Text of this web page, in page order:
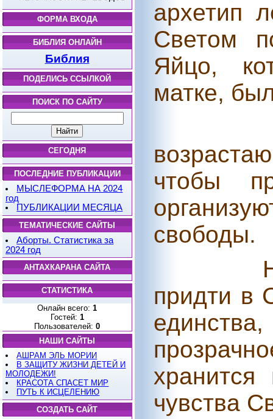
ФОРМА ВХОДА
БИБЛИЯ ОНЛАЙН
Библия
ПОДЕЛИСЬ ССЫЛКОЙ
ПОИСК ПО САЙТУ
СЕГОДНЯ
ПОСЛЕДНИЕ ПУБЛИКАЦИИ
МЫСЛЕФОРМА НА 2024
год
ПУБЛИКАЦИИ МЕСЯЦА
ТЕМАТИЧЕСКИЕ САЙТЫ
Аборты. Статистика за
2024 год
АНТАХКАРАНА САЙТА
СТАТИСТИКА
Онлайн всего: 1
Гостей: 1
Пользователей: 0
НАШИ САЙТЫ
АШРАМ ЭЛЬ МОРИИ
В ЗАЩИТУ ЖИЗНИ ДЕТЕЙ И
МОЛОДЕЖИ!
КРАСОТА СПАСЕТ МИР
ПУТЬ К ИСЦЕЛЕНИЮ
СОЗДАТЬ САЙТ
архетип
Светом
Яйцо,
матке,
чтобы
свободы.
придти в
чувства